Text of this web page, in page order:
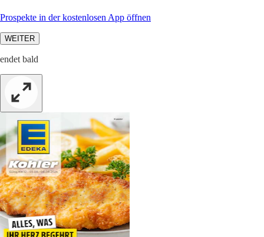
Prospekte in der kostenlosen App öffnen
WEITER
endet bald